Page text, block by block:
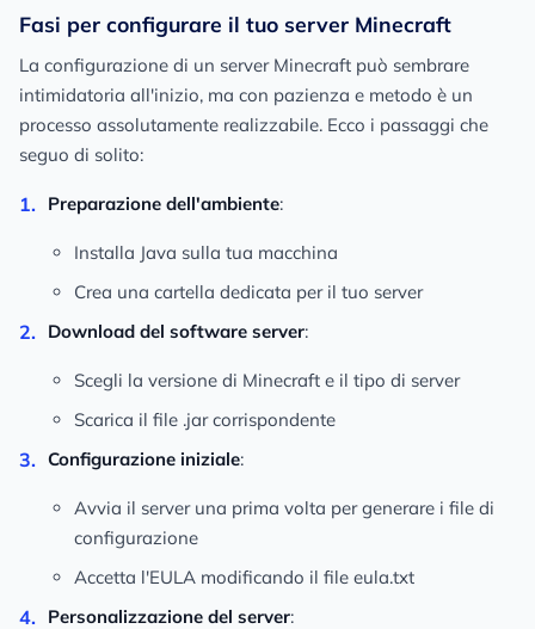
Fasi per configurare il tuo server Minecraft
La configurazione di un server Minecraft può sembrare
intimidatoria all'inizio, ma con pazienza e metodo è un
processo assolutamente realizzabile. Ecco i passaggi che
seguo di solito:
Preparazione dell'ambiente:
Installa Java sulla tua macchina
Crea una cartella dedicata per il tuo server
Download del software server:
Scegli la versione di Minecraft e il tipo di server
Scarica il file .jar corrispondente
Configurazione iniziale:
Avvia il server una prima volta per generare i file di
configurazione
Accetta l'EULA modificando il file eula.txt
Personalizzazione del server: